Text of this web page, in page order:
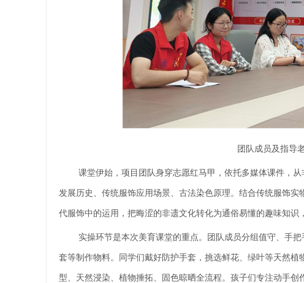
团队成员及指导
课堂伊始，项目团队身穿志愿红马甲，依托多媒体课件，
发展历史、传统服饰应用场景、古法染色原理。结合传统服饰
代服饰中的运用，把晦涩的非遗文化转化为通俗易懂的趣味知识
实操环节是本次美育课堂的重点。团队成员分组值守、手
套等制作物料。同学们戴好防护手套，挑选鲜花、绿叶等天然
型、天然浸染、植物捶拓、固色晾晒全流程。孩子们专注动手